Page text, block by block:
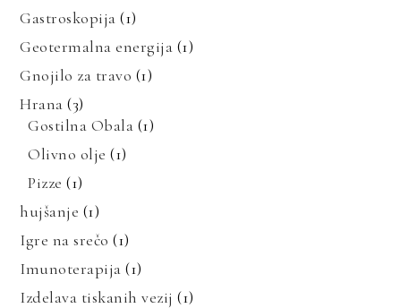
Gastroskopija (1)
Geotermalna energija (1)
Gnojilo za travo (1)
Hrana (3)
Gostilna Obala (1)
Olivno olje (1)
Pizze (1)
hujšanje (1)
Igre na srečo (1)
Imunoterapija (1)
Izdelava tiskanih vezij (1)